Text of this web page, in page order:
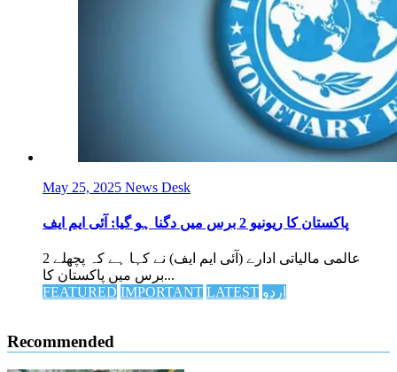
May 25, 2025 News Desk
پاکستان کا ریونیو 2 برس میں دگنا ہو گیا: آئی ایم ایف
عالمی مالیاتی ادارے (آئی ایم ایف) نے کہا ہے کہ پچھلے 2
برس میں پاکستان کا...
FEATURED IMPORTANT LATEST اردو
Recommended